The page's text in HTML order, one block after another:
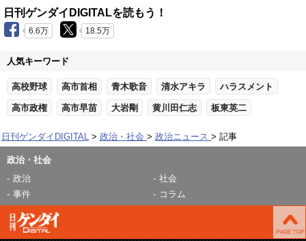
日刊ゲンダイDIGITALを読もう！
6.6万 18.5万
人気キーワード
高校野球 高市首相 青木歌音 清水アキラ ハラスメント
高市政権 高市早苗 大岩剛 黄川田仁志 板東英二
日刊ゲンダイDIGITAL 政治・社会 政治ニュース 記事
政治・社会
政治
社会
事件
コラム